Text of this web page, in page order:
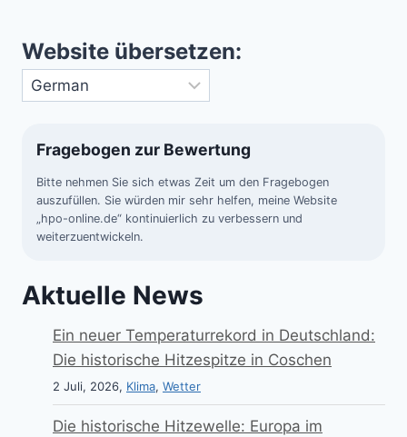
Website übersetzen:
Fragebogen zur Bewertung
Bitte nehmen Sie sich etwas Zeit um den Fragebogen
auszufüllen. Sie würden mir sehr helfen, meine Website
„hpo-online.de“ kontinuierlich zu verbessern und
weiterzuentwickeln.
Aktuelle News
Ein neuer Temperaturrekord in Deutschland:
Die historische Hitzespitze in Coschen
2 Juli, 2026, Klima, Wetter
Die historische Hitzewelle: Europa im